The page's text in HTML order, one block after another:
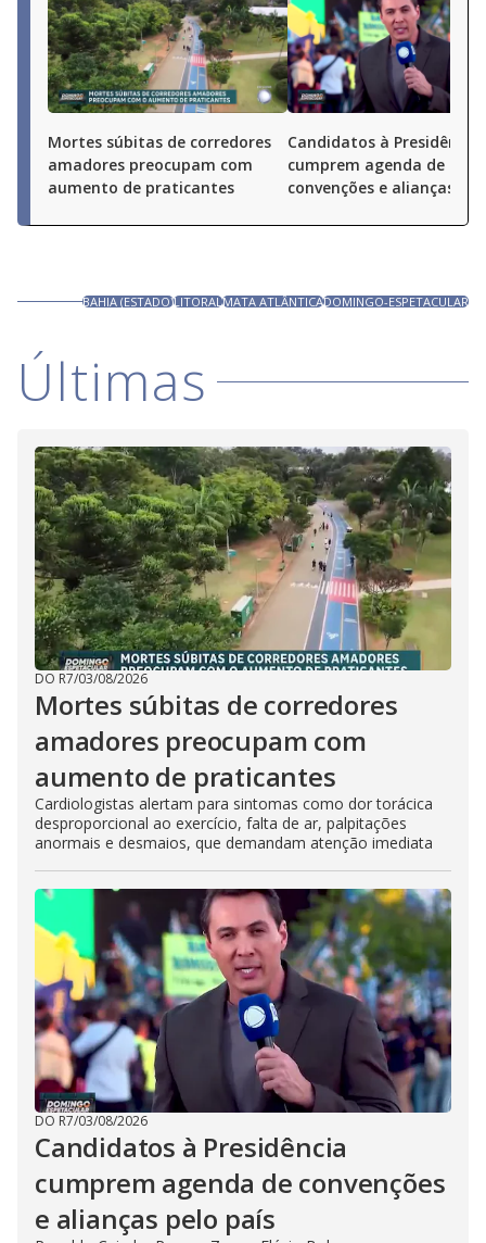
Mortes súbitas de corredores
amadores preocupam com
aumento de praticantes
Candidatos à Presidência
cumprem agenda de
convenções e alianças
BAHIA (ESTADO)LITORALMATA ATLÂNTICADOMINGO-ESPETACULAR
Últimas
DO R7/03/08/2026
Mortes súbitas de corredores
amadores preocupam com
aumento de praticantes
Cardiologistas alertam para sintomas como dor torácica
desproporcional ao exercício, falta de ar, palpitações
anormais e desmaios, que demandam atenção imediata
DO R7/03/08/2026
Candidatos à Presidência
cumprem agenda de convenções
e alianças pelo país